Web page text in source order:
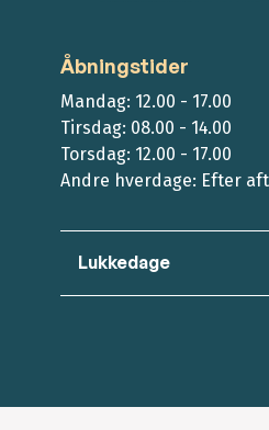
Åbningstider
Mandag: 12.00 - 17.00
Tirsdag: 08.00 - 14.00
Torsdag: 12.00 - 17.00
Andre hverdage: Efter
Lukkedage